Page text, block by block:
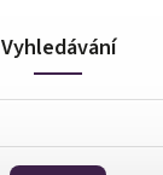
Vyhledávání